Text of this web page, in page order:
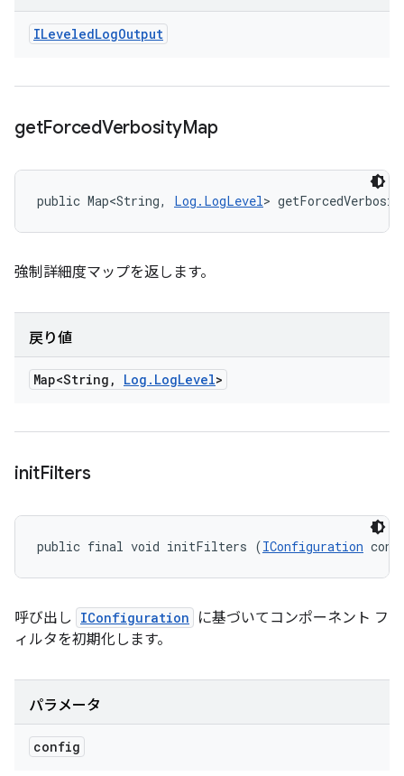
ILeveledLogOutput
getForcedVerbosityMap
public Map<String, Log.LogLevel>
強制詳細度マップを返します。
戻り値
Map<String , Log . LogLevel>
initFilters
public final void initFilters (IConfiguration
呼び出し IConfiguration
に基づいてコンポーネント フ
ィルタを初期化します。
パラメータ
config